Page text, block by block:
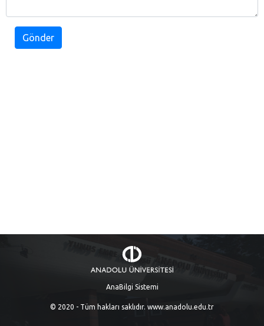
AnaBilgi Sistemi
© 2020 - Tüm hakları saklıdır. www.anadolu.edu.tr